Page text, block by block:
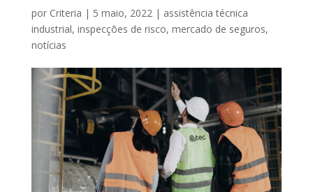
por Criteria | 5 maio, 2022| assistência técnica
industrial, inspecções de risco, mercado de seguros,
notícias